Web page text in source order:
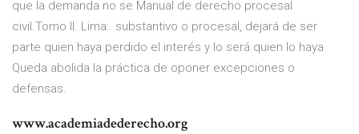
que la demanda no se Manual de derecho procesal
civil.Tomo II. Lima:. substantivo o procesal, dejará de ser
parte quien haya perdido el interés y lo será quien lo haya
Queda abolida la práctica de oponer excepciones o
defensas.
www.academiadederecho.org